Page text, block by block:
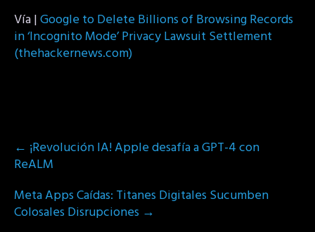
Vía |Google to Delete Billions of Browsing Records
in ‘Incognito Mode’ Privacy Lawsuit Settlement
(thehackernews.com)
Post
navigation
← ¡Revolución IA! Apple desafía a GPT-4 con
ReALM
Meta Apps Caídas: Titanes Digitales Sucumben
Colosales Disrupciones →